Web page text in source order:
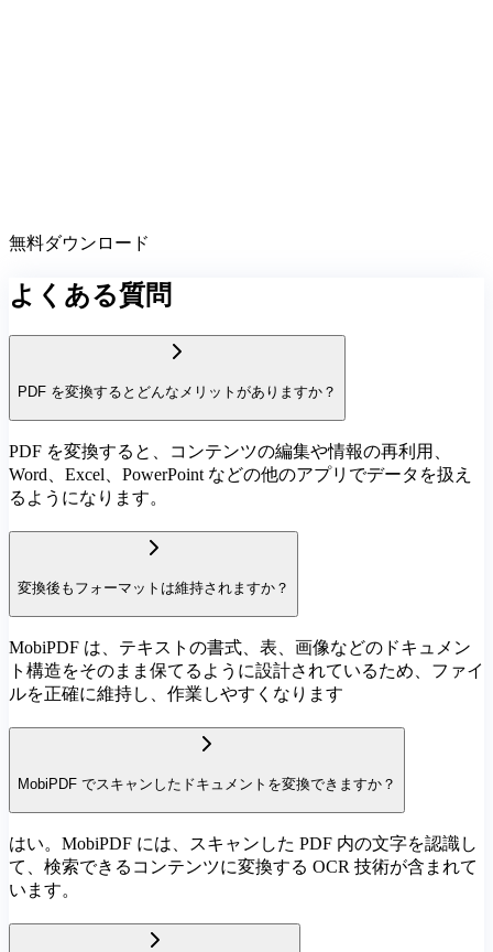
無料ダウンロード
よくある質問
PDF を変換するとどんなメリットがありますか？
PDF を変換すると、コンテンツの編集や情報の再利用、
Word、Excel、PowerPoint などの他のアプリでデータを扱え
るようになります。
変換後もフォーマットは維持されますか？
MobiPDF は、テキストの書式、表、画像などのドキュメン
ト構造をそのまま保てるように設計されているため、ファイ
ルを正確に維持し、作業しやすくなります
MobiPDF でスキャンしたドキュメントを変換できますか？
はい。MobiPDF には、スキャンした PDF 内の文字を認識し
て、検索できるコンテンツに変換する OCR 技術が含まれて
います。